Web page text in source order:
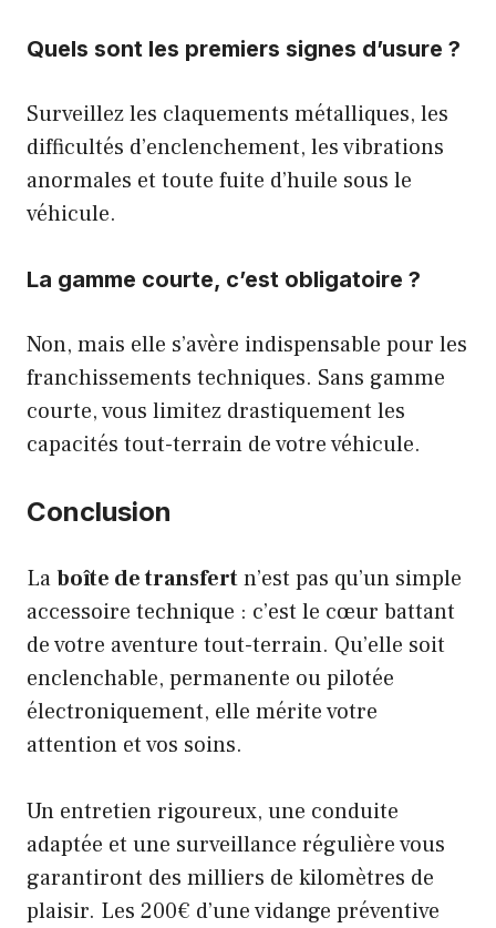
Quels sont les premiers signes d’usure ?
Surveillez les claquements métalliques, les
difficultés d’enclenchement, les vibrations
anormales et toute fuite d’huile sous le
véhicule.
La gamme courte, c’est obligatoire ?
Non, mais elle s’avère indispensable pour les
franchissements techniques. Sans gamme
courte, vous limitez drastiquement les
capacités tout-terrain de votre véhicule.
Conclusion
Laboîte de transfertn’est pas qu’un simple
accessoire technique : c’est le cœur battant
de votre aventure tout-terrain. Qu’elle soit
enclenchable, permanente ou pilotée
électroniquement, elle mérite votre
attention et vos soins.
Un entretien rigoureux, une conduite
adaptée et une surveillance régulière vous
garantiront des milliers de kilomètres de
plaisir. Les 200€ d’une vidange préventive